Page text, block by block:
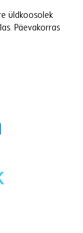
üldkoosolek
Päevakorras